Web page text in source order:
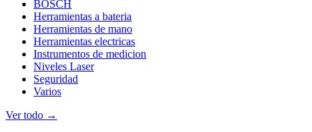
BOSCH
Herramientas a bateria
Herramientas de mano
Herramientas electricas
Instrumentos de medicion
Niveles Laser
Seguridad
Varios
Ver todo →